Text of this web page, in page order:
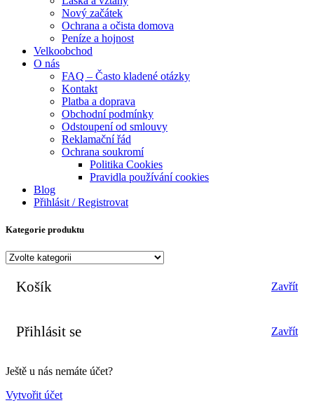
Nový začátek
Ochrana a očista domova
Peníze a hojnost
Velkoobchod
O nás
FAQ – Často kladené otázky
Kontakt
Platba a doprava
Obchodní podmínky
Odstoupení od smlouvy
Reklamační řád
Ochrana soukromí
Politika Cookies
Pravidla používání cookies
Blog
Přihlásit / Registrovat
Kategorie produktu
Košík Zavřít
Přihlásit se Zavřít
Ještě u nás nemáte účet?
Vytvořit účet